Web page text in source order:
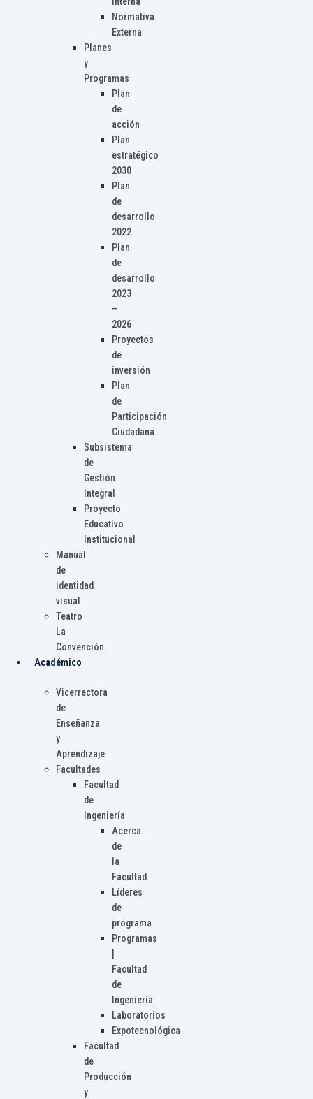
Normativa
Externa
Planes
y
Programas
Plan
de
acción
Plan
estratégico
2030
Plan
de
desarrollo
2022
Plan
de
desarrollo
2023
–
2026
Proyectos
de
inversión
Plan
de
Participación
Ciudadana
Subsistema
de
Gestión
Integral
Proyecto
Educativo
Institucional
Manual
de
identidad
visual
Teatro
La
Convención
Académico
Vicerrectora
de
Enseñanza
y
Aprendizaje
Facultades
Facultad
de
Ingeniería
Acerca
de
la
Facultad
Líderes
de
programa
Programas
Facultad
de
Ingeniería
Laboratorios
Expotecnológica
Facultad
de
Producción
y